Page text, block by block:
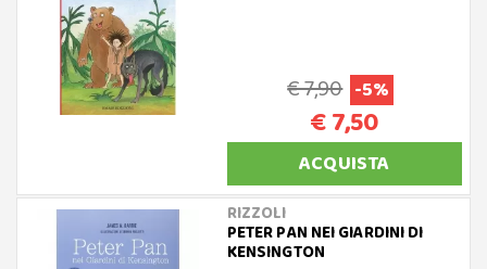
€ 7,90 -5%
€ 7,50
ACQUISTA
RIZZOLI
PETER PAN NEI GIARDINI DI
KENSINGTON